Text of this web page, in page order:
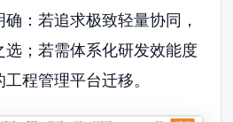
：若追求极致轻量协同，
；若需体系化研发效能度
程管理平台迁移。